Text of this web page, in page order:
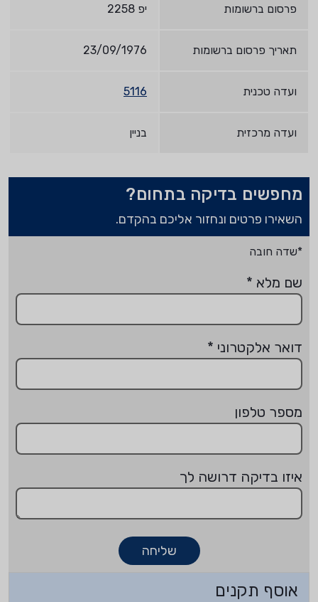
פרסום ברשומות יפ 2258
תאריך פרסום ברשומות 23/09/1976
ועדה טכנית 5116
ועדה מרכזית בניין
מחפשים בדיקה בתחום?
השאירו פרטים ונחזור אליכם בהקדם.
*שדה חובה
שם מלא *
דואר אלקטרוני *
מספר טלפון
איזו בדיקה דרושה לך
שליחה
אוסף תקנים